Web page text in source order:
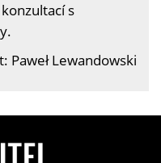
s
Paweł Lewandowski